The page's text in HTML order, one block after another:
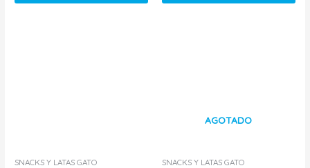
SNACKS Y LATAS GATO
AGOTADO
SNACKS Y LATAS GATO